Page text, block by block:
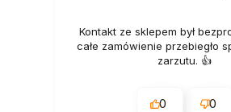
Kontakt ze sklepem był
całe zamówienie przebiegło
zarzutu. 👍️
0 0